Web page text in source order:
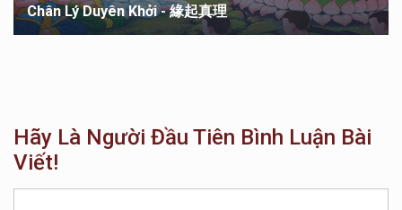
Chân Lý Duyên Khởi - 緣起真理
Hãy Là Người Đầu Tiên Bình Luận Bài
Viết!